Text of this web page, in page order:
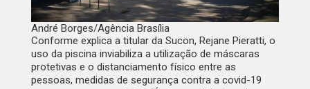
André Borges/Agência Brasília
Conforme explica a titular da Sucon, Rejane Pieratti, o
uso da piscina inviabiliza a utilização de máscaras
protetivas e o distanciamento físico entre as
pessoas, medidas de segurança contra a covid-19